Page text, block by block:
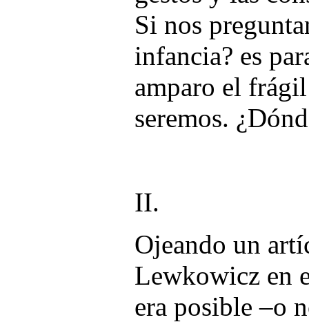
Si nos
infancia? es
amparo el
seremos.
II.
Ojeando un
Lewkowicz en
era posible –o